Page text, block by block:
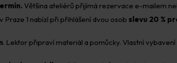
Většina ateliérů přijímá rezervace e-mailem
Praze 1 nabízí při přihlášení dvou osob slevu 20 %
. Lektor připraví materiál a pomůcky. Vlastní